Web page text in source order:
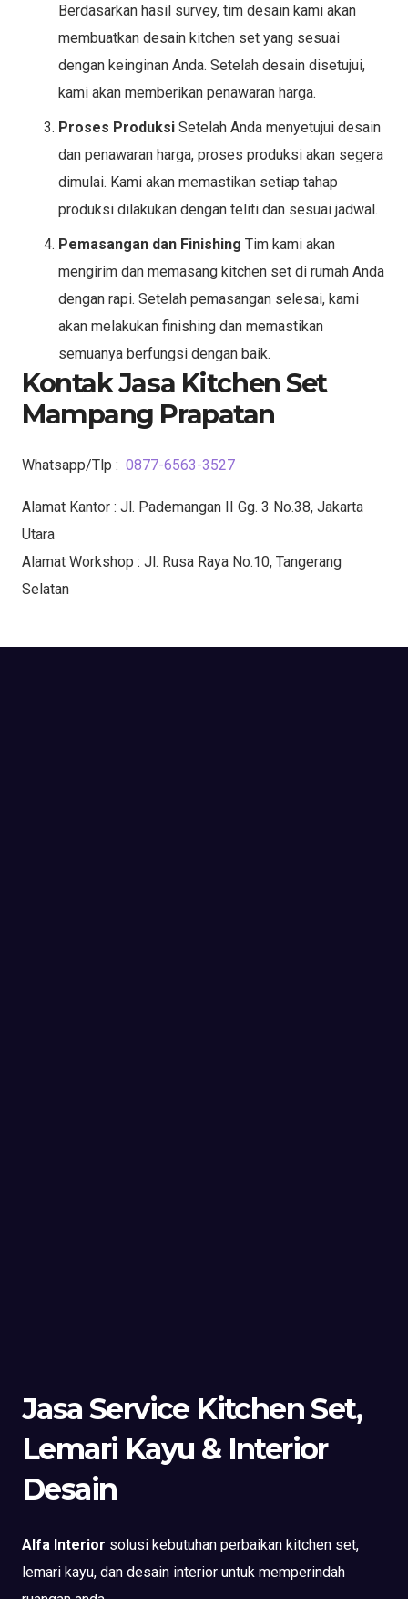
Berdasarkan hasil survey, tim desain kami akan
membuatkan desain kitchen set yang sesuai
dengan keinginan Anda. Setelah desain disetujui,
kami akan memberikan penawaran harga.
Proses Produksi Setelah Anda menyetujui desain
dan penawaran harga, proses produksi akan segera
dimulai. Kami akan memastikan setiap tahap
produksi dilakukan dengan teliti dan sesuai jadwal.
Pemasangan dan Finishing Tim kami akan
mengirim dan memasang kitchen set di rumah Anda
dengan rapi. Setelah pemasangan selesai, kami
akan melakukan finishing dan memastikan
semuanya berfungsi dengan baik.
Kontak Jasa Kitchen Set
Mampang Prapatan
Whatsapp/Tlp : 0877-6563-3527
Alamat Kantor : Jl. Pademangan II Gg. 3 No.38, Jakarta
Utara
Alamat Workshop : Jl. Rusa Raya No.10, Tangerang
Selatan
Jasa Service Kitchen Set,
Lemari Kayu & Interior
Desain
Alfa Interior solusi kebutuhan perbaikan kitchen set,
lemari kayu, dan desain interior untuk memperindah